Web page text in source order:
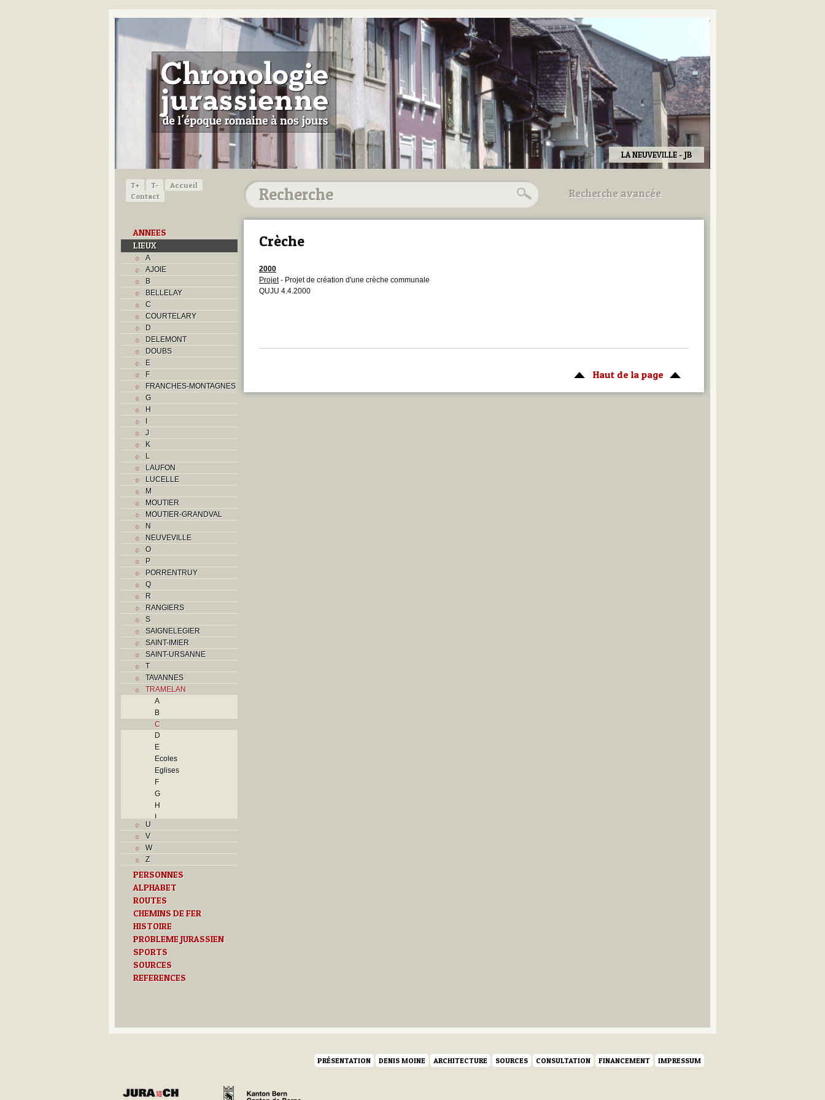
LA NEUVEVILLE - JB
T+ T-
Accueil
Contact
ANNEES
LIEUX
A
AJOIE
B
BELLELAY
C
COURTELARY
D
DELEMONT
DOUBS
E
F
FRANCHES-MONTAGNES
G
H
I
J
K
L
LAUFON
LUCELLE
M
MOUTIER
MOUTIER-GRANDVAL
N
NEUVEVILLE
O
P
PORRENTRUY
Q
R
RANGIERS
S
SAIGNELEGIER
SAINT-IMIER
SAINT-URSANNE
T
TAVANNES
TRAMELAN
A
B
C
D
E
Ecoles
Eglises
F
G
H
I
P
R
S
T
U
U
V
W
Z
PERSONNES
ALPHABET
ROUTES
CHEMINS DE FER
HISTOIRE
PROBLEME JURASSIEN
SPORTS
SOURCES
REFERENCES
Recherche avancée
Utilisez les champs ci-dessous
Crèche
2000
Projet- Projet de création d'une crèche communale
QUJU 4.4.2000
Haut de la page
PRÉSENTATION DENIS MOINE ARCHITECTURE SOURCES CONSULTATION FINANCEMENT IMPRESSUM